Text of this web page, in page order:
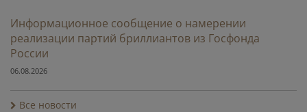
Информационное сообщение о намерении
реализации партий бриллиантов из Госфонда
России
06.08.2026
Все новости